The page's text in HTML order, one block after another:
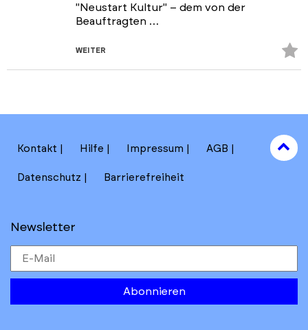
"Neustart Kultur" – dem von der
Beauftragten …
WEITER
Kontakt Hilfe Impressum AGB
Datenschutz Barrierefreiheit
Newsletter
Abonnieren
to
top